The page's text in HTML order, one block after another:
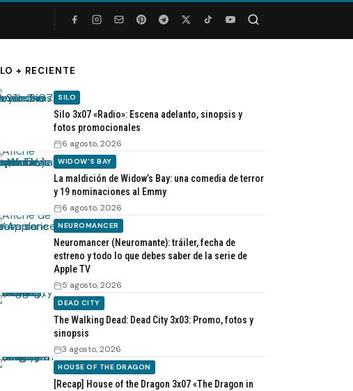
LO + RECIENTE
SILO
Silo 3x07 «Radio»: Escena adelanto, sinopsis y
fotos promocionales
6 agosto, 2026
WIDOW'S BAY
La maldición de Widow’s Bay: una comedia de terror
y 19 nominaciones al Emmy
6 agosto, 2026
NEUROMANCER
Neuromancer (Neuromante): tráiler, fecha de
estreno y todo lo que debes saber de la serie de
Apple TV
5 agosto, 2026
DEAD CITY
The Walking Dead: Dead City 3x03: Promo, fotos y
sinopsis
3 agosto, 2026
HOUSE OF THE DRAGON
[Recap] House of the Dragon 3x07 «The Dragon in